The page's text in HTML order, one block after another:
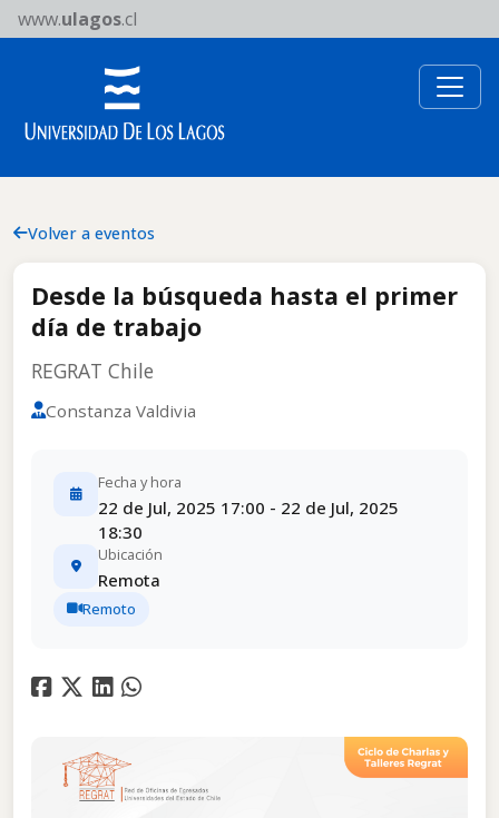
www.ulagos.cl
Volver a eventos
Desde la búsqueda hasta el primer
día de trabajo
REGRAT Chile
Constanza Valdivia
Fecha y hora
22 de Jul, 2025 17:00 - 22 de Jul, 2025
18:30
Ubicación
Remota
Remoto